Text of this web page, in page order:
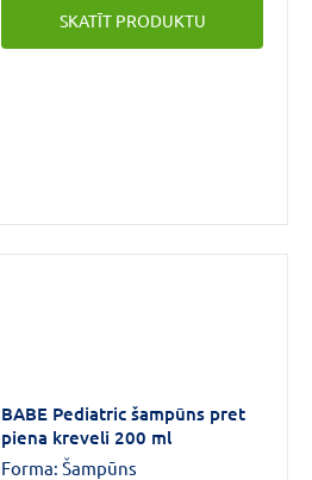
SKATĪT PRODUKTU
BABE Pediatric šampūns pret
piena kreveli 200 ml
Forma:Šampūns